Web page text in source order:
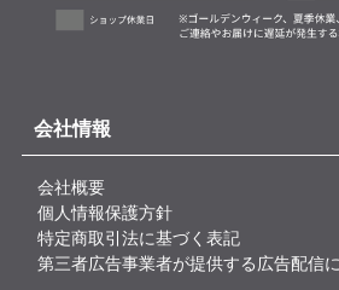
会社情報
会社概要
個人情報保護方針
特定商取引法に基づく表記
第三者広告事業者が提供する広告配信